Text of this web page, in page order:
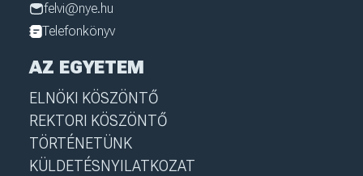
felvi@nye.hu
Telefonkönyv
AZ EGYETEM
ELNÖKI KÖSZÖNTŐ
REKTORI KÖSZÖNTŐ
TÖRTÉNETÜNK
KÜLDETÉSNYILATKOZAT